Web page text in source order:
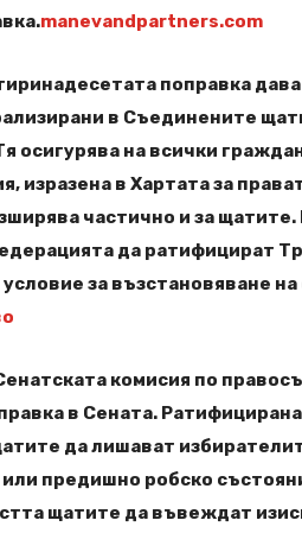
manevandpartners.com
поправка
в Съединените
осигурява на всички
изразена в Хартата за
частично и за щатите.
да ратифицират
за възстановяване
комисия по
в Сената.
да лишават
предишно робско
щатите да въвеждат